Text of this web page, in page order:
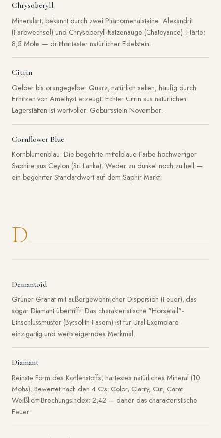
Chrysoberyll
Mineralart, bekannt durch zwei Phänomenalsteine: Alexandrit
(Farbwechsel) und Chrysoberyll-Katzenauge (Chatoyance). Härte:
8,5 Mohs — dritthärtester natürlicher Edelstein.
Citrin
Gelber bis orangegelber Quarz, natürlich selten, häufig durch
Erhitzen von Amethyst erzeugt. Echter Citrin aus natürlichen
Lagerstätten ist wertvoller. Geburtsstein November.
Cornflower Blue
Kornblumenblau: Die begehrte mittelblaue Farbe hochwertiger
Saphire aus Ceylon (Sri Lanka). Weder zu dunkel noch zu hell —
ein begehrter Standardwert auf dem Saphir-Markt.
D
Demantoid
Grüner Granat mit außergewöhnlicher Dispersion (Feuer), das
sogar Diamant übertrifft. Das charakteristische "Horsetail"-
Einschlussmuster (Byssolith-Fasern) ist für Ural-Exemplare
einzigartig und wertsteigerndes Merkmal.
Diamant
Reinste Form des Kohlenstoffs, härtestes natürliches Mineral (10
Mohs). Bewertet nach den 4 C's: Color, Clarity, Cut, Carat.
Weißlicht-Brechungsindex: 2,42 — daher das charakteristische
Feuer.